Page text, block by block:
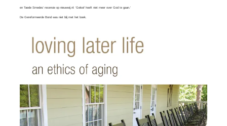
enTaede Smedes’ recensieop nieuwwij.nl: ‘Geloof hoeft niet meer over God te gaan.’
De Gereformeerde Bond wasniet blij met het boek.